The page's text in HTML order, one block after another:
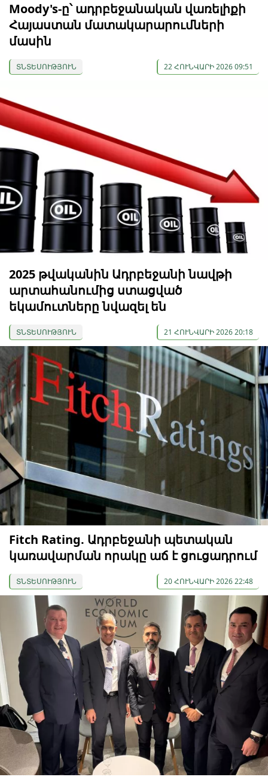
Moody's-ը՝ ադրբեջանական վառելիքի
Հայաստան մատակարարումների
մասին
ՏՆՏԵՍՈՒԹՅՈՒՆ 22 ՀՈՒՆՎԱՐԻ 2026 09:51
2025 թվականին Ադրբեջանի նավթի
արտահանումից ստացված
եկամուտները նվազել են
ՏՆՏԵՍՈՒԹՅՈՒՆ 21 ՀՈՒՆՎԱՐԻ 2026 20:18
Fitch Rating. Ադրբեջանի պետական
կառավարման որակը աճ է ցուցադրում
ՏՆՏԵՍՈՒԹՅՈՒՆ 20 ՀՈՒՆՎԱՐԻ 2026 22:48